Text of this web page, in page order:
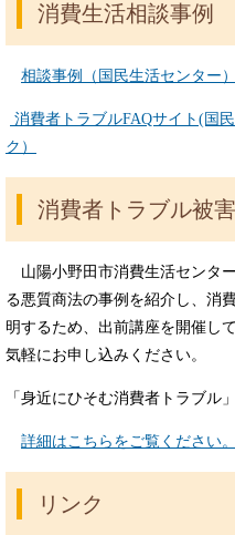
消費生活相談事例
相談事例（国民生活センター
消費者トラブルFAQサイト(国
ク）
消費者トラブル被
山陽小野田市消費生活センタ
る悪質商法の事例を紹介し、消
明するため、出前講座を開催し
気軽にお申し込みください。
「身近にひそむ消費者トラブル
詳細はこちらをご覧ください。
リンク